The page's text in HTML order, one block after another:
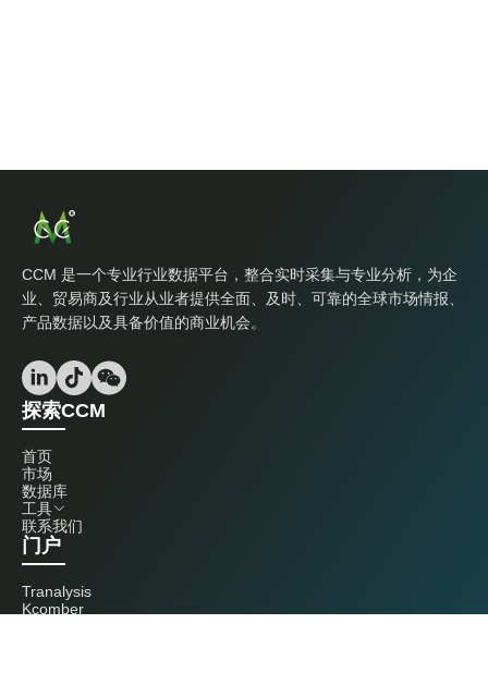
CCM 是一个专业行业数据平台，整合实时采集与专业分析，为企
业、贸易商及行业从业者提供全面、及时、可靠的全球市场情报、
产品数据以及具备价值的商业机会。
探索CCM
首页
市场
数据库
工具
联系我们
门户
Tranalysis
Kcomber